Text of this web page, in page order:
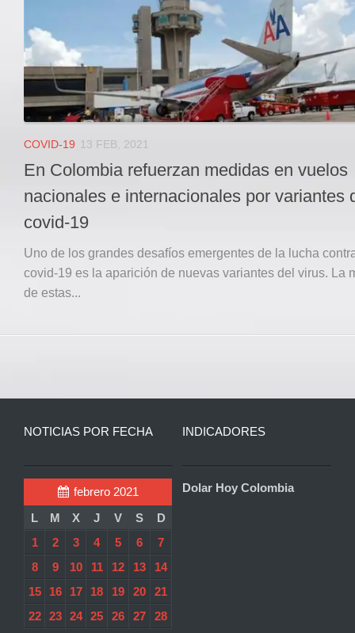
ÁREA METROPOLITANA
REGIONAL
DEPARTAMENTAL
Internacional
Registro ISSN: 2711-3299
COVID-19 13 FEB, 2021
En Colombia refuerzan medidas en vuelos
nacionales e internacionales por variantes
covid-19
Uno de los grandes desafíos emergentes de la lucha
covid-19 es la aparición de nuevas variantes del virus. La
de estas...
NOTICIAS POR FECHA
febrero 2021
L
M X J V S
D
1
2 3 4 5 6
7
8
9 10 11 12 13
14
15
16 17 18 19 20
21
22
23 24 25 26 27
28
INDICADORES
Dolar Hoy Colombia